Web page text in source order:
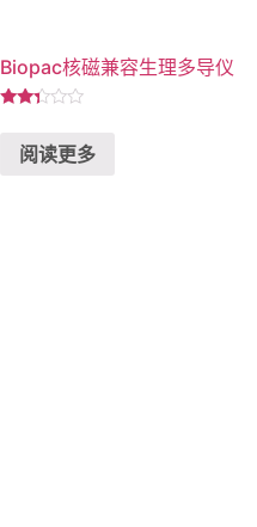
Biopac核磁兼容生理多导仪
&sol;
阅读更多